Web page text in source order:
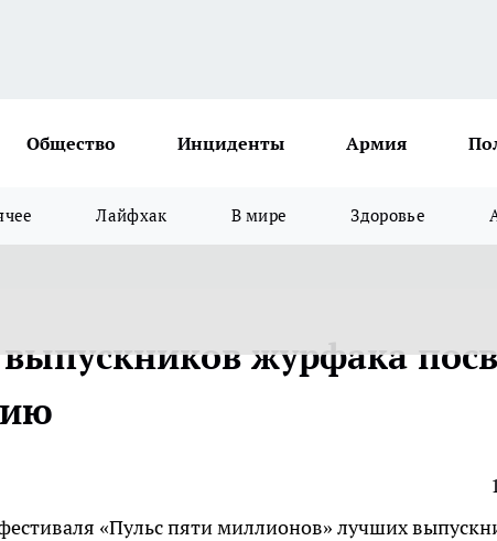
Общество Инциденты Армия
Лайфхак В мире Здоровье
журфака
«Пульс пяти миллионов» лучших